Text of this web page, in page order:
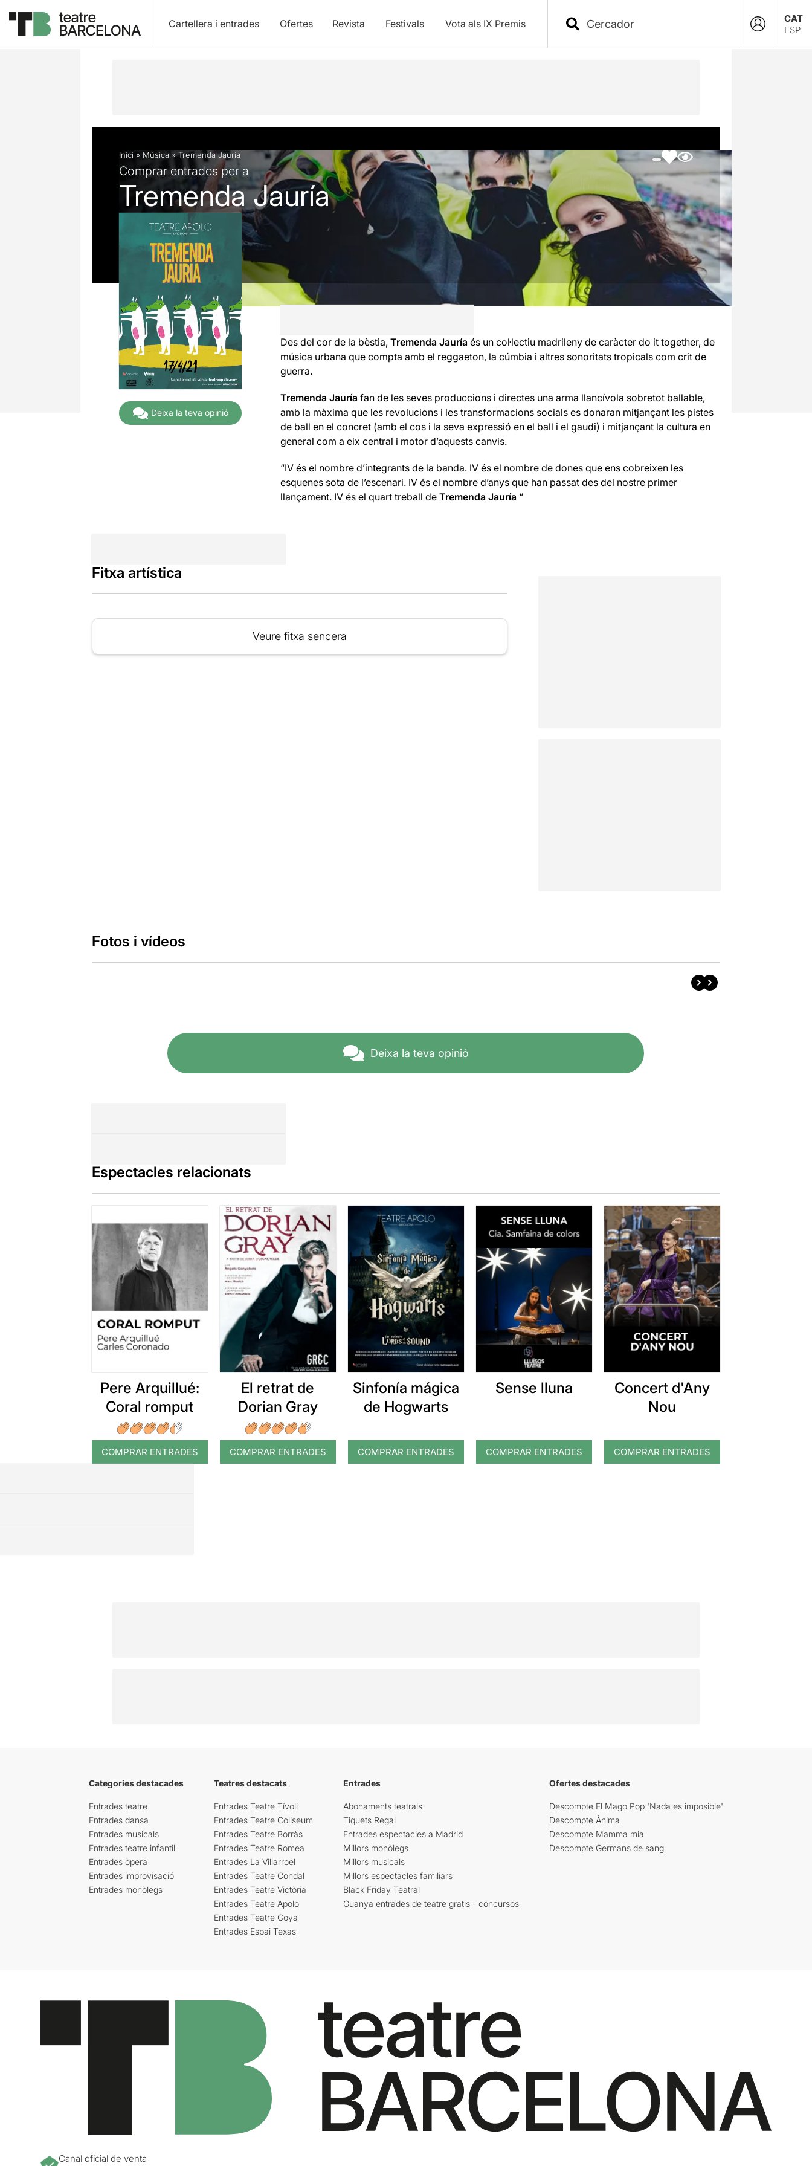
Cartellera i entrades Ofertes Revista Festivals Vota als IX Premis
CAT
ESP
Descripció Fitxa artística Fotos i vídeos
Inici » Música »Tremenda Jauría
Comprar entrades per a
Tremenda Jauría
Deixa la teva opinió
Des del cor de la bèstia, Tremenda Jauría és un col·lectiu madrileny de caràcter do it together, de
música urbana que compta amb el reggaeton, la cúmbia i altres sonoritats tropicals com crit de
guerra.
Tremenda Jauría fan de les seves produccions i directes una arma llancívola sobretot ballable,
amb la màxima que les revolucions i les transformacions socials es donaran mitjançant les pistes
de ball en el concret (amb el cos i la seva expressió en el ball i el gaudi) i mitjançant la cultura en
general com a eix central i motor d’aquests canvis.
“IV és el nombre d’integrants de la banda. IV és el nombre de dones que ens cobreixen les
esquenes sota de l’escenari. IV és el nombre d’anys que han passat des del nostre primer
llançament. IV és el quart treball de Tremenda Jauría “
Fitxa artística
Veure fitxa sencera
Fotos i vídeos
Deixa la teva opinió
Espectacles relacionats
Pere Arquillué:
Coral romput
COMPRAR ENTRADES
El retrat de
Dorian Gray
COMPRAR ENTRADES
Sinfonía mágica
de Hogwarts
COMPRAR ENTRADES
Sense lluna
COMPRAR ENTRADES
Concert d'Any
Nou
COMPRAR ENTRADES
Categories destacades
Entrades teatre
Entrades dansa
Entrades musicals
Entrades teatre infantil
Entrades òpera
Entrades improvisació
Entrades monòlegs
Teatres destacats
Entrades Teatre Tívoli
Entrades Teatre Coliseum
Entrades Teatre Borràs
Entrades Teatre Romea
Entrades La Villarroel
Entrades Teatre Condal
Entrades Teatre Victòria
Entrades Teatre Apolo
Entrades Teatre Goya
Entrades Espai Texas
Entrades
Abonaments teatrals
Tiquets Regal
Entrades espectacles a Madrid
Millors monòlegs
Millors musicals
Millors espectacles familiars
Black Friday Teatral
Guanya entrades de teatre gratis - concursos
Ofertes destacades
Descompte El Mago Pop 'Nada es imposible'
Descompte Ànima
Descompte Mamma mia
Descompte Germans de sang
Canal oficial de venta